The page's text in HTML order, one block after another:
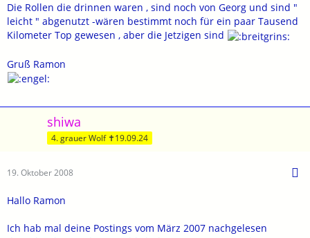
Die Rollen die drinnen waren , sind noch von Georg und sind "
leicht " abgenutzt -wären bestimmt noch für ein paar Tausend
Kilometer Top gewesen , aber die Jetzigen sind
Gruß Ramon
shiwa
4. grauer Wolf ✝19.09.24
19. Oktober 2008
Hallo Ramon
Ich hab mal deine Postings vom März 2007 nachgelesen